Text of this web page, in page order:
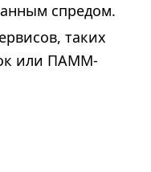
спредом.
таких
или ПАММ-